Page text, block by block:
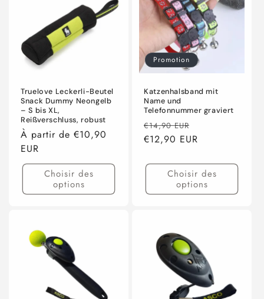
Truelove Leckerli-Beutel
Snack Dummy Neongelb
– S bis XL,
Reißverschluss, robust
Prix
habituel
À partir de €10,90
EUR
Choisir des
options
Promotion
Katzenhalsband mit
Name und
Telefonnummer graviert
Prix
habituel
€14,90 EUR
promotionnel
€12,90 EUR
Choisir des
options